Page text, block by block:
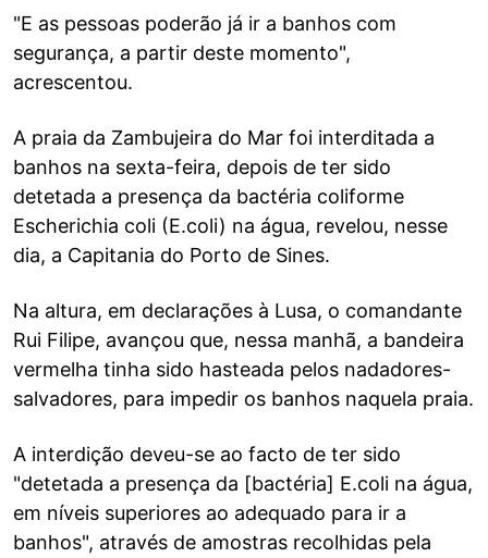
"E as pessoas poderão já ir a banhos com
segurança, a partir deste momento",
acrescentou.
A praia da Zambujeira do Mar foi interditada a
banhos na sexta-feira, depois de ter sido
detetada a presença da bactéria coliforme
Escherichia coli (E.coli) na água, revelou, nesse
dia, a Capitania do Porto de Sines.
Na altura, em declarações à Lusa, o comandante
Rui Filipe, avançou que, nessa manhã, a bandeira
vermelha tinha sido hasteada pelos nadadores-
salvadores, para impedir os banhos naquela praia.
A interdição deveu-se ao facto de ter sido
"detetada a presença da [bactéria] E.coli na água,
em níveis superiores ao adequado para ir a
banhos", através de amostras recolhidas pela